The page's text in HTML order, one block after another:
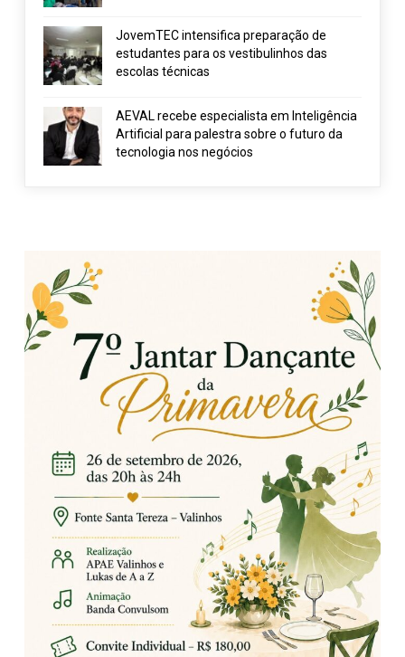
JovemTEC intensifica preparação de
estudantes para os vestibulinhos das
escolas técnicas
AEVAL recebe especialista em Inteligência
Artificial para palestra sobre o futuro da
tecnologia nos negócios